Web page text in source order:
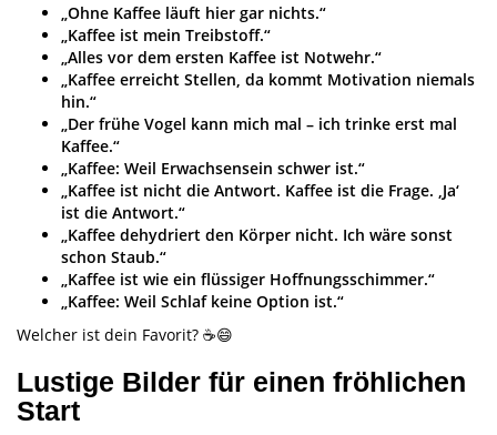
„Ohne Kaffee läuft hier gar nichts.“
„Kaffee ist mein Treibstoff.“
„Alles vor dem ersten Kaffee ist Notwehr.“
„Kaffee erreicht Stellen, da kommt Motivation niemals
hin.“
„Der frühe Vogel kann mich mal – ich trinke erst mal
Kaffee.“
„Kaffee: Weil Erwachsensein schwer ist.“
„Kaffee ist nicht die Antwort. Kaffee ist die Frage. ‚Ja‘
ist die Antwort.“
„Kaffee dehydriert den Körper nicht. Ich wäre sonst
schon Staub.“
„Kaffee ist wie ein flüssiger Hoffnungsschimmer.“
„Kaffee: Weil Schlaf keine Option ist.“
Welcher ist dein Favorit? ☕😄
Lustige Bilder für einen fröhlichen
Start